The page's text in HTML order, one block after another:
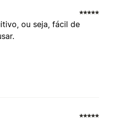
ou seja, fácil de